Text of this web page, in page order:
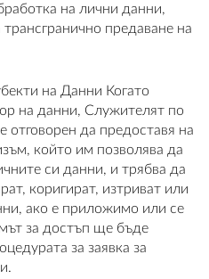
на лични данни,
предаване на
на Данни Когато
на данни, Служителят по
да предоставя на
който им позволява да
си данни, и трябва да
коригират, изтриват или
ако е приложимо или се
за достъп ще бъде
за заявка за